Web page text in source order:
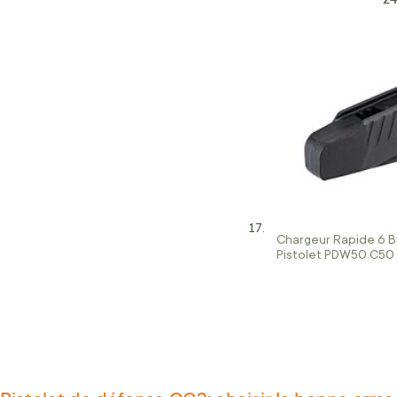
Chargeur Rapide 6
Pistolet PDW50 C50